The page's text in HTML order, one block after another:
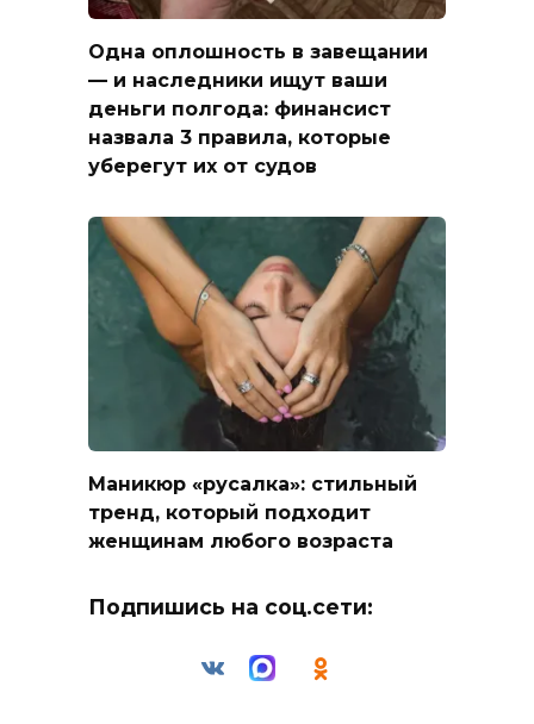
Одна оплошность в завещании
— и наследники ищут ваши
деньги полгода: финансист
назвала 3 правила, которые
уберегут их от судов
Маникюр «русалка»: стильный
тренд, который подходит
женщинам любого возраста
Подпишись на соц.сети: